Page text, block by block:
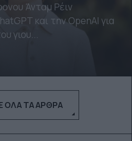
Άνταμ Ρέιν
και την OpenAI για
γιου...
ΌΛΑ ΤΑ ΆΡΘΡΑ